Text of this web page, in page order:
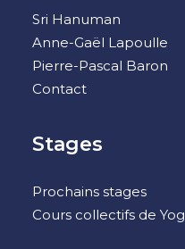
Sri Hanuman
Anne-Gaël Lapoulle
Pierre-Pascal Baron
Contact
Stages
Prochains stages
Cours collectifs de